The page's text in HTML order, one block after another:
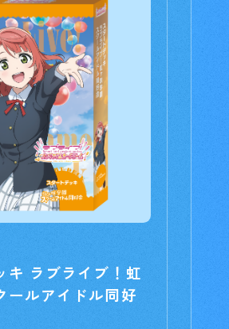
キ ラブライブ！虹
ールアイドル同好